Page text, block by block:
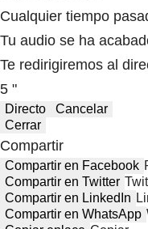
Cualquier tiempo
Tu audio se ha
Te redirigiremos al
5 "
Directo
Cancelar
Cerrar
Compartir
Compartir en Facebook
Compartir en Twitter
Compartir en LinkedIn
Compartir en WhatsApp